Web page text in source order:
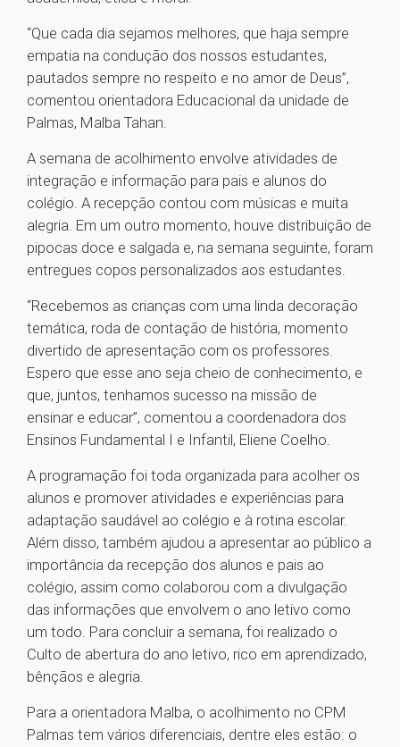
“Que cada dia sejamos melhores, que haja sempre
empatia na condução dos nossos estudantes,
pautados sempre no respeito e no amor de Deus”,
comentou orientadora Educacional da unidade de
Palmas, Malba Tahan.
A semana de acolhimento envolve atividades de
integração e informação para pais e alunos do
colégio. A recepção contou com músicas e muita
alegria. Em um outro momento, houve distribuição de
pipocas doce e salgada e, na semana seguinte, foram
entregues copos personalizados aos estudantes.
“Recebemos as crianças com uma linda decoração
temática, roda de contação de história, momento
divertido de apresentação com os professores.
Espero que esse ano seja cheio de conhecimento, e
que, juntos, tenhamos sucesso na missão de
ensinar e educar”, comentou a coordenadora dos
Ensinos Fundamental I e Infantil, Eliene Coelho.
A programação foi toda organizada para acolher os
alunos e promover atividades e experiências para
adaptação saudável ao colégio e à rotina escolar.
Além disso, também ajudou a apresentar ao público a
importância da recepção dos alunos e pais ao
colégio, assim como colaborou com a divulgação
das informações que envolvem o ano letivo como
um todo. Para concluir a semana, foi realizado o
Culto de abertura do ano letivo, rico em aprendizado,
bênçãos e alegria.
Para a orientadora Malba, o acolhimento no CPM
Palmas tem vários diferenciais, dentre eles estão: o